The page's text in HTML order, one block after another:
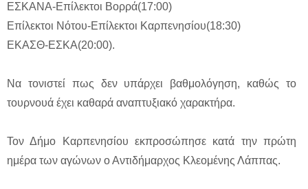
ΕΣΚΑΝΑ-Επίλεκτοι Βορρά(17:00)
Επίλεκτοι Νότου-Επίλεκτοι Καρπενησίου(18:30)
ΕΚΑΣΘ-ΕΣΚΑ(20:00).
Να τονιστεί πως δεν υπάρχει βαθμολόγηση, καθώς το
τουρνουά έχει καθαρά αναπτυξιακό χαρακτήρα.
Τον Δήμο Καρπενησίου εκπροσώπησε κατά την πρώτη
ημέρα των αγώνων ο Αντιδήμαρχος Κλεομένης Λάππας.